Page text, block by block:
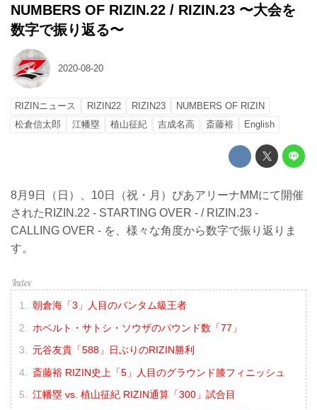
NUMBERS OF RIZIN.22 / RIZIN.23 〜大会を
数字で振り返る〜
2020-08-20
RIZINニュース RIZIN22 RIZIN23
NUMBERS OF RIZIN
松倉信太郎
江幡塁 植山征紀 吉成名高 斎藤裕 English
8月9日（日）、10日（祝・月）ぴあアリーナMMにて開催
されたRIZIN.22 - STARTING OVER - / RIZIN.23 -
CALLING OVER - を、様々な角度から数字で振り返りま
す。
朝倉海「3」人目のバンタム級王者
ホベルト・サトシ・ソウザのパウンド数「77」
元谷友貴「588」日ぶりのRIZIN勝利
斎藤裕 RIZIN史上「5」人目のグラウンド膝フィニッシュ
江幡塁 vs. 植山征紀 RIZIN通算「300」試合目